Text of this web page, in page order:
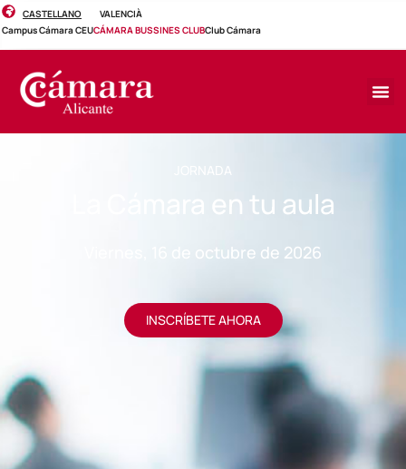
CASTELLANO
VALENCIÀ
Campus Cámara CEUCÁMARA BUSSINES CLUBClub Cámara
JORNADA
La Cámara en tu aula
Viernes, 16 de octubre de 2026
INSCRÍBETE AHORA